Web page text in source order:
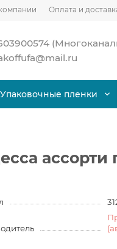
Оплата и
Упаковочные пленки
ассорти